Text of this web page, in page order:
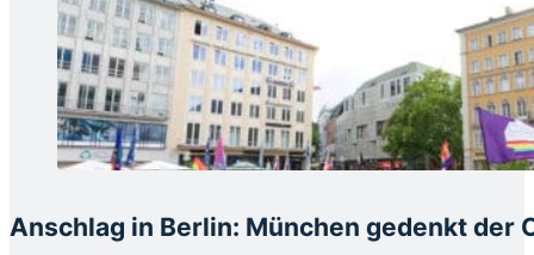
Anschlag in Berlin: München gedenkt der